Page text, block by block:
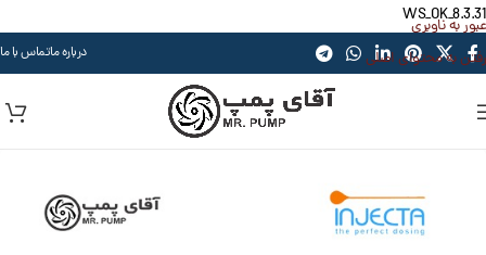
WS_OK_8.3.31
عبور به ناوبری
رفتن به محتوای اصلی
درباره ماتماس با ما